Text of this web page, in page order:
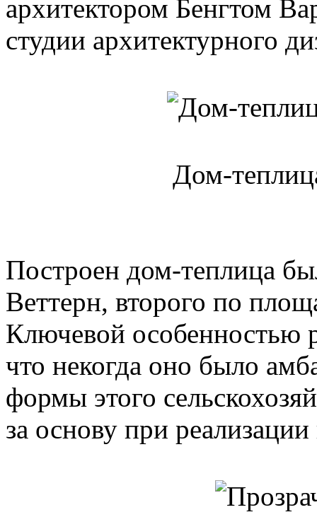
архитектором Бенгтом
студии архитектурного
Дом-
Построен дом-теплица
Веттерн, второго по
Ключевой особенностью
что некогда оно было
формы этого
за основу при